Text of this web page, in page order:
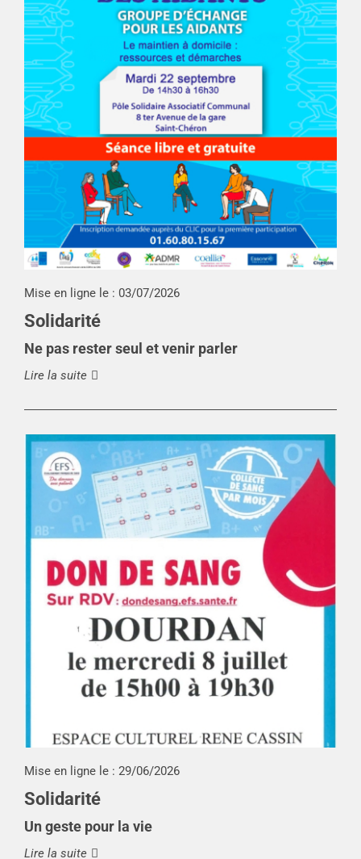
Mise en ligne le : 03/07/2026
Solidarité
Ne pas rester seul et venir parler
Lire la suite
Mise en ligne le : 29/06/2026
Solidarité
Un geste pour la vie
Lire la suite